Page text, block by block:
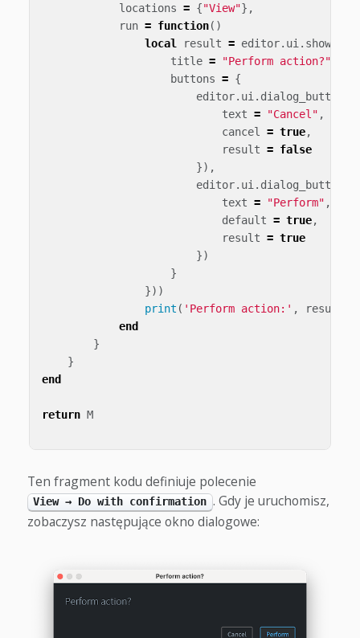
locations = {"View"},
run = function()
local
result = editor. ui .
title = "Perform action?"
buttons = {
editor. ui . dialog_button
text = "Cancel" ,
cancel
= true,
result = false
}),
editor. ui . dialog_button
text = "Perform" ,
default = true,
result = true
})
}
}))
print ( 'Perform action:' , result
end
}
}
end
return M
Ten fragment kodu definiuje polecenie
View → Do with confirmation . Gdy je uruchomisz,
zobaczysz następujące okno dialogowe: